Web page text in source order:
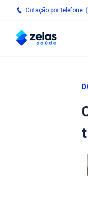
Cotação por telefone: